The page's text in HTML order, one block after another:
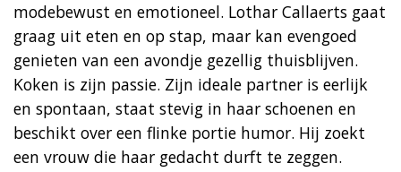
modebewust en emotioneel. Lothar Callaerts gaat
graag uit eten en op stap, maar kan evengoed
genieten van een avondje gezellig thuisblijven.
Koken is zijn passie. Zijn ideale partner is eerlijk
en spontaan, staat stevig in haar schoenen en
beschikt over een flinke portie humor. Hij zoekt
een vrouw die haar gedacht durft te zeggen.